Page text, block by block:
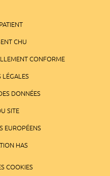
CHU
CONFORME
LÉGALES
DONNÉES
SITE
EUROPÉENS
HAS
COOKIES